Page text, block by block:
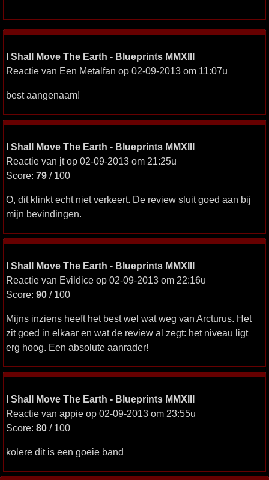
I Shall Move The Earth - Blueprints MMXIII
Reactie van Een Metalfan op 02-09-2013 om 11:07u
best aangenaam!
I Shall Move The Earth - Blueprints MMXIII
Reactie van jt op 02-09-2013 om 21:25u
Score: 79 / 100
O, dit klinkt echt niet verkeert. De review sluit goed aan bij
mijn bevindingen.
I Shall Move The Earth - Blueprints MMXIII
Reactie van Evildice op 02-09-2013 om 22:16u
Score: 90 / 100
Mijns inziens heeft het best wel wat weg van Arcturus. Het
zit goed in elkaar en wat de review al zegt: het niveau ligt
erg hoog. Een absolute aanrader!
I Shall Move The Earth - Blueprints MMXIII
Reactie van appie op 02-09-2013 om 23:55u
Score: 80 / 100
kolere dit is een goeie band